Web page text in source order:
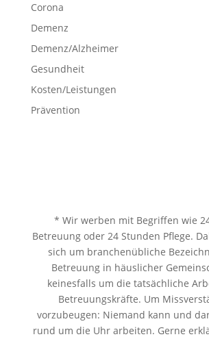
Corona
Demenz
Demenz/Alzheimer
Gesundheit
Kosten/Leistungen
Prävention
* Wir werben mit Begriffen wie
Betreuung oder 24 Stunden Pflege.
sich um branchenübliche
Betreuung in häuslicher
keinesfalls um die tatsächliche
Betreuungskräfte. Um
vorzubeugen: Niemand kann und
rund um die Uhr arbeiten. Gerne